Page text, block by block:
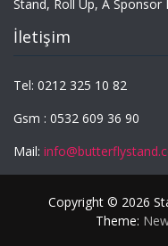
Stand, Roll Up, A Sponsor
İletişim
Tel: 0212 325 10 82
Gsm : 0532 609 36 90
Mail:
Copyright © 2026
Theme: